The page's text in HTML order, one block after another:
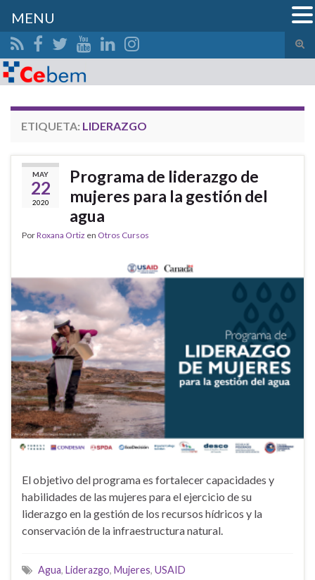
el
Search for:
ETIQUETA: LIDERAZGO
MAY
22
2020
Programa de liderazgo de
mujeres para la gestión del
agua
PorRoxana Ortiz en Otros Cursos
El objetivo del programa es fortalecer capacidades y
habilidades de las mujeres para el ejercicio de su
liderazgo en la gestión de los recursos hídricos y la
conservación de la infraestructura natural.
Agua, Liderazgo, Mujeres, USAID
MENU